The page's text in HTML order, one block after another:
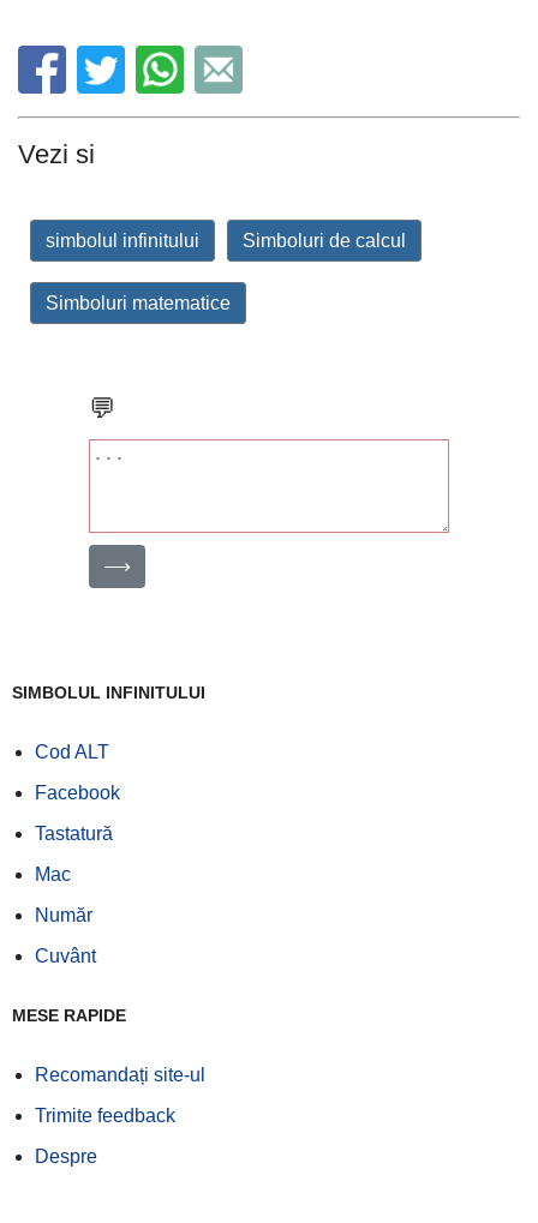
Vezi si
simbolul infinitului Simboluri de calcul
Simboluri matematice
💬
⟶
SIMBOLUL INFINITULUI
Cod ALT
Facebook
Tastatură
Mac
Număr
Cuvânt
MESE RAPIDE
Recomandați site-ul
Trimite feedback
Despre